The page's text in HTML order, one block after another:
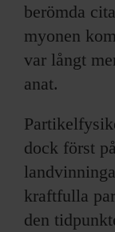
berömda
myonen
var långt
anat.
dock först
kraftfulla
den